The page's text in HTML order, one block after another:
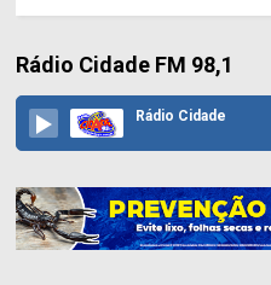
Rádio Cidade FM 98,1
Rádio Cidade